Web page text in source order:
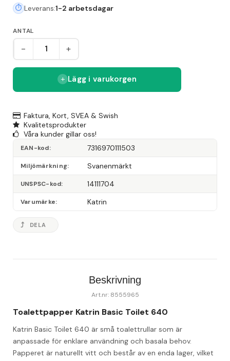
Leverans:1-2 arbetsdagar
ANTAL
- +
Lägg i varukorgen
Faktura, Kort, SVEA & Swish
Kvalitetsprodukter
Våra kunder gillar oss!
EAN-kod 7316970111503
Miljömärkning Svanenmärkt
UNSPSC-kod 14111704
Varumärke Katrin
DELA
Beskrivning
Art.nr: 8555965
Toalettpapper Katrin Basic Toilet 640
Katrin Basic Toilet 640 är små toalettrullar som är
anpassade för enklare användning och basala behov.
Papperet är naturellt vitt och består av en enda lager, vilket